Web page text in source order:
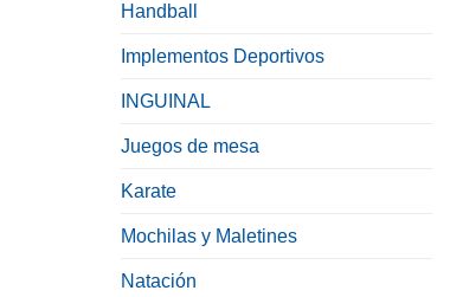
Handball
Implementos Deportivos
INGUINAL
Juegos de mesa
Karate
Mochilas y Maletines
Natación